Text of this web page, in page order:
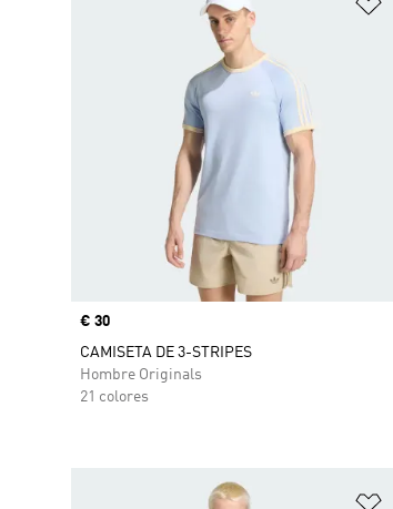
Precio
€ 30
CAMISETA DE 3-STRIPES
Hombre Originals
21 colores